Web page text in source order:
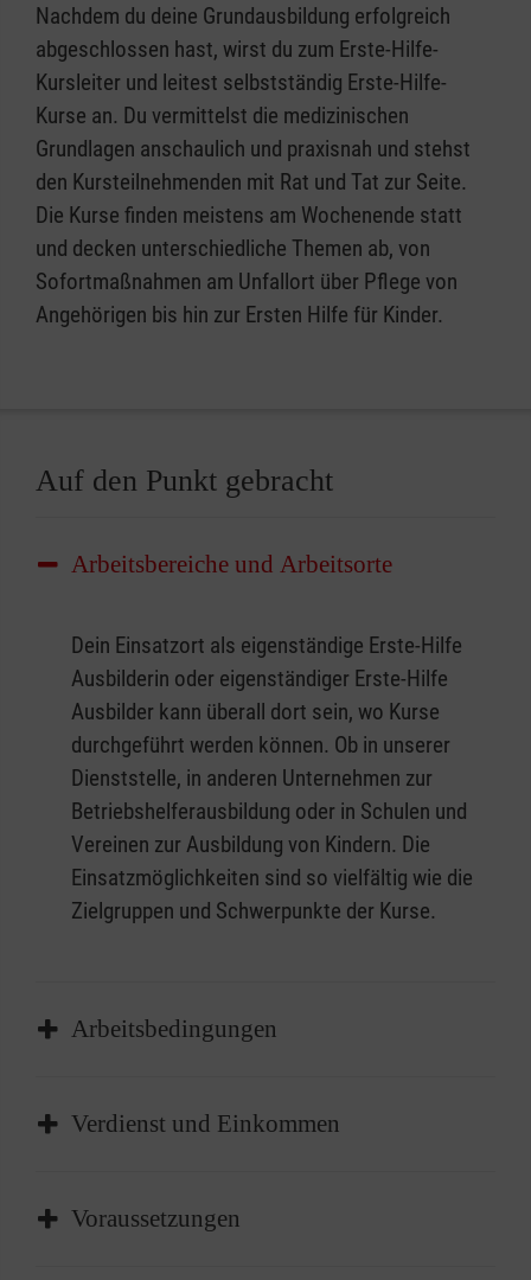
Nachdem du deine Grundausbildung erfolgreich
abgeschlossen hast, wirst du zum Erste-Hilfe-
Kursleiter und leitest selbstständig Erste-Hilfe-
Kurse an. Du vermittelst die medizinischen
Grundlagen anschaulich und praxisnah und stehst
den Kursteilnehmenden mit Rat und Tat zur Seite.
Die Kurse finden meistens am Wochenende statt
und decken unterschiedliche Themen ab, von
Sofortmaßnahmen am Unfallort über Pflege von
Angehörigen bis hin zur Ersten Hilfe für Kinder.
Auf den Punkt gebracht
Arbeitsbereiche und Arbeitsorte
Dein Einsatzort als eigenständige Erste-Hilfe
Ausbilderin oder eigenständiger Erste-Hilfe
Ausbilder kann überall dort sein, wo Kurse
durchgeführt werden können. Ob in unserer
Dienststelle, in anderen Unternehmen zur
Betriebshelferausbildung oder in Schulen und
Vereinen zur Ausbildung von Kindern. Die
Einsatzmöglichkeiten sind so vielfältig wie die
Zielgruppen und Schwerpunkte der Kurse.
Arbeitsbedingungen
Bei deiner Tätigkeit als Erste-Hilfe-Ausbilderin
dass mehrtägige Kurse von dir auch immer zu
Verdienst und Einkommen
Als Erste-Hilfe-Ausbilder oder Erste-Hilfe-
Ausbilderin bist du freiberuflich bzw. als
Voraussetzungen